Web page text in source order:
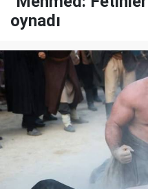
oynadı